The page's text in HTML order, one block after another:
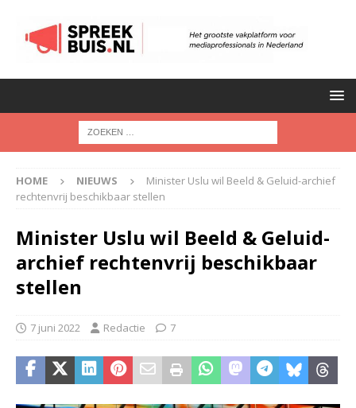
HOME NIEUWS
Minister Uslu wil Beeld & Geluid-archief
rechtenvrij beschikbaar stellen
Minister Uslu wil Beeld & Geluid-
archief rechtenvrij beschikbaar
stellen
7 juni 2022 Redactie 7